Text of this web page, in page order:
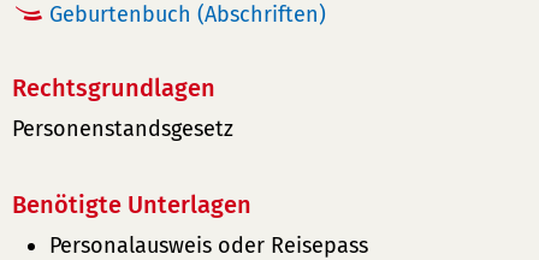
Geburtenbuch (Abschriften)
Rechtsgrundlagen
Personenstandsgesetz
Benötigte Unterlagen
Personalausweis oder Reisepass